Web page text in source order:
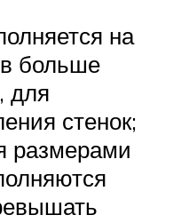
на
больше
для
стенок;
размерами